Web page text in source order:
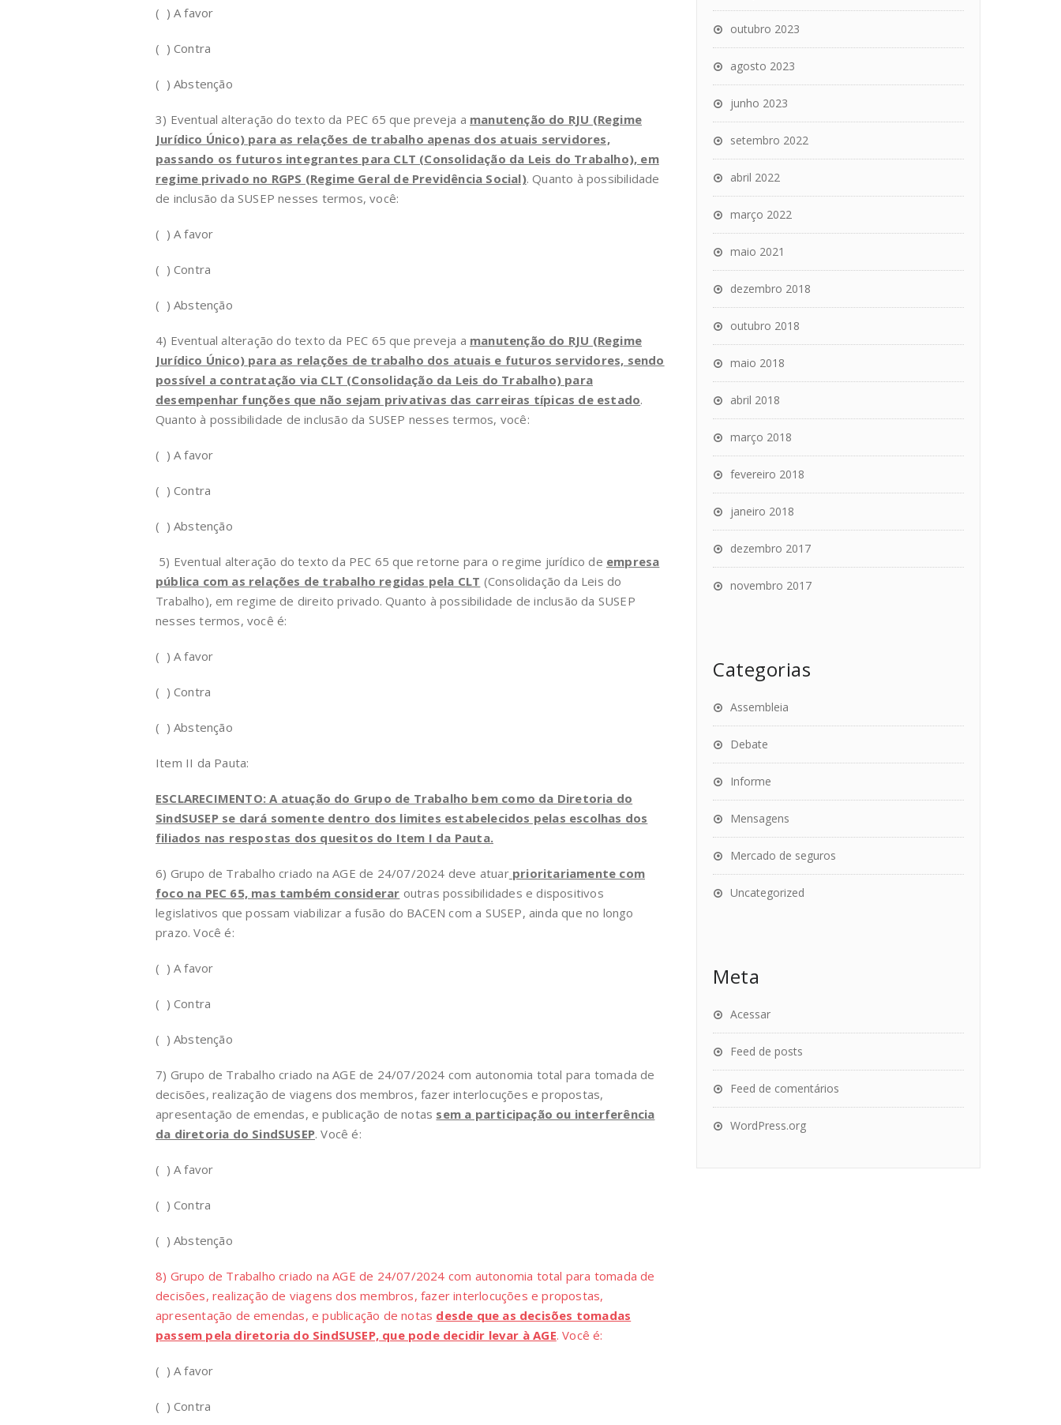
( ) A favor
( ) Contra
( ) Abstenção
3) Eventual alteração do texto da PEC 65 que preveja a manutenção do RJU (Regime
Jurídico Único) para as relações de trabalho apenas dos atuais servidores,
passando os futuros integrantes para CLT (Consolidação da Leis do Trabalho), em
regime privado no RGPS (Regime Geral de Previdência Social). Quanto à possibilidade
de inclusão da SUSEP nesses termos, você:
( ) A favor
( ) Contra
( ) Abstenção
4) Eventual alteração do texto da PEC 65 que preveja a manutenção do RJU (Regime
Jurídico Único) para as relações de trabalho dos atuais e futuros servidores, sendo
possível a contratação via CLT (Consolidação da Leis do Trabalho) para
desempenhar funções que não sejam privativas das carreiras típicas de estado.
Quanto à possibilidade de inclusão da SUSEP nesses termos, você:
( ) A favor
( ) Contra
( ) Abstenção
5) Eventual alteração do texto da PEC 65 que retorne para o regime jurídico de empresa
pública com as relações de trabalho regidas pela CLT (Consolidação da Leis do
Trabalho), em regime de direito privado. Quanto à possibilidade de inclusão da SUSEP
nesses termos, você é:
( ) A favor
( ) Contra
( ) Abstenção
Item II da Pauta:
ESCLARECIMENTO: A atuação do Grupo de Trabalho bem como da Diretoria do
SindSUSEP se dará somente dentro dos limites estabelecidos pelas escolhas dos
filiados nas respostas dos quesitos do Item I da Pauta.
6) Grupo de Trabalho criado na AGE de 24/07/2024 deve atuarprioritariamente com
foco na PEC 65, mas também considerar outras possibilidades e dispositivos
legislativos que possam viabilizar a fusão do BACEN com a SUSEP, ainda que no longo
prazo. Você é:
( ) A favor
( ) Contra
( ) Abstenção
7) Grupo de Trabalho criado na AGE de 24/07/2024 com autonomia total para tomada de
decisões, realização de viagens dos membros, fazer interlocuções e propostas,
apresentação de emendas, e publicação de notas sem a participação ou interferência
da diretoria do SindSUSEP. Você é:
( ) A favor
( ) Contra
( ) Abstenção
8) Grupo de Trabalho criado na AGE de 24/07/2024 com autonomia total para tomada de
decisões, realização de viagens dos membros, fazer interlocuções e propostas,
apresentação de emendas, e publicação de notas desde que as decisões tomadas
passem pela diretoria do SindSUSEP, que pode decidir levar à AGE. Você é:
( ) A favor
( ) Contra
outubro 2023
agosto 2023
junho 2023
setembro 2022
abril 2022
março 2022
maio 2021
dezembro 2018
outubro 2018
maio 2018
abril 2018
março 2018
fevereiro 2018
janeiro 2018
dezembro 2017
novembro 2017
Categorias
Assembleia
Debate
Informe
Mensagens
Mercado de seguros
Uncategorized
Meta
Acessar
Feed de posts
Feed de comentários
WordPress.org